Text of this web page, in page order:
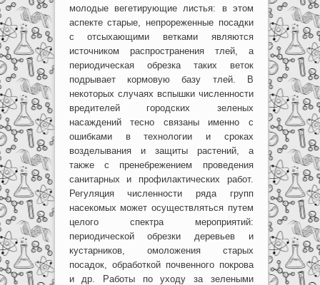
молодые вегетирующие листья: в этом
аспекте старые, непрореженные посадки
с отсыхающими ветками являются
источником распространения тлей, а
периодическая обрезка таких веток
подрывает кормовую базу тлей. В
некоторых случаях вспышки численности
вредителей городских зеленых
насаждений тесно связаны именно с
ошибками в технологии и сроках
возделывания и защиты растений, а
также с пренебрежением проведения
санитарных и профилактических работ.
Регуляция численности ряда групп
насекомых может осуществляться путем
целого спектра мероприятий:
периодической обрезки деревьев и
кустарников, омоложения старых
посадок, обработкой почвенного покрова
и др. Работы по уходу за зелеными